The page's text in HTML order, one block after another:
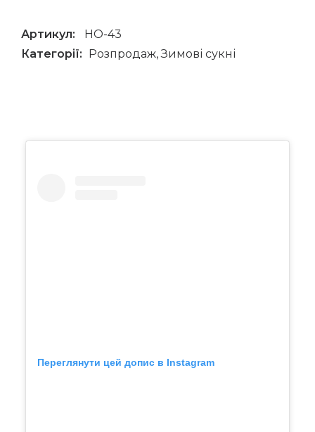
Артикул:
HO-43
Категорії: Розпродаж,Зимові сукні
Переглянути цей допис в Instagram